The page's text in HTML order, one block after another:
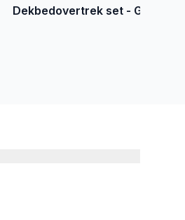
Dekbedovertrek set - Groen